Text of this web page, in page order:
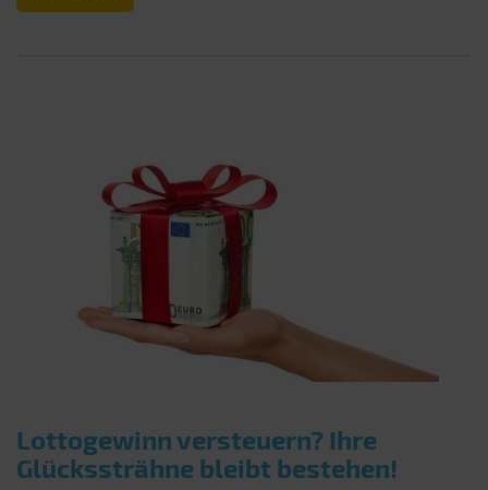
Lottogewinn versteuern? Ihre
Glückssträhne bleibt bestehen!